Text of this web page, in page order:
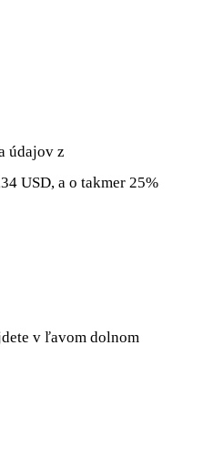
údajov z
USD, a o takmer 25%
v ľavom dolnom